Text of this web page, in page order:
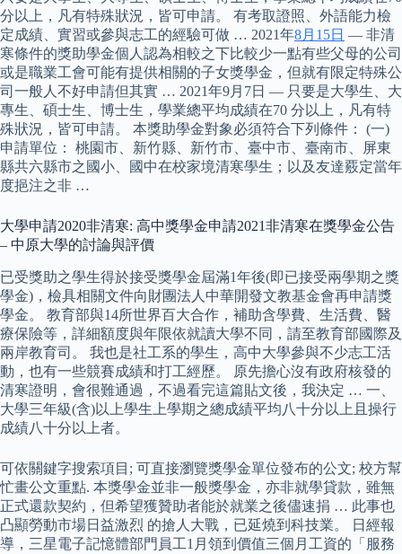
分以上，凡有特殊狀況，皆可申請。 有考取證照、外語能力檢
定成績、實習或參與志工的經驗可做 … 2021年8月15日 — 非清
寒條件的獎助學金個人認為相較之下比較少一點有些父母的公司
或是職業工會可能有提供相關的子女獎學金，但就有限定特殊公
司一般人不好申請但其實 … 2021年9月7日 — 只要是大學生、大
專生、碩士生、博士生，學業總平均成績在70 分以上，凡有特
殊狀況，皆可申請。 本獎助學金對象必須符合下列條件： (一)
申請單位： 桃園市、新竹縣、新竹市、臺中市、臺南市、屏東
縣共六縣市之國小、國中在校家境清寒學生；以及友達覈定當年
度挹注之非 …
大學申請2020非清寒: 高中獎學金申請2021非清寒在獎學金公告
– 中原大學的討論與評價
已受獎助之學生得於接受獎學金屆滿1年後(即已接受兩學期之獎
學金)，檢具相關文件向財團法人中華開發文教基金會再申請獎
學金。 教育部與14所世界百大合作，補助含學費、生活費、醫
療保險等，詳細額度與年限依就讀大學不同，請至教育部國際及
兩岸教育司。 我也是社工系的學生，高中大學參與不少志工活
動，也有一些競賽成績和打工經歷。 原先擔心沒有政府核發的
清寒證明，會很難通過，不過看完這篇貼文後，我決定 … 一、
大學三年級(含)以上學生上學期之總成績平均八十分以上且操行
成績八十分以上者。
可依關鍵字搜索項目; 可直接瀏覽獎學金單位發布的公文; 校方幫
忙畫公文重點. 本獎學金並非一般獎學金，亦非就學貸款，雖無
正式還款契約，但希望獲贊助者能於就業之後儘速捐 … 此事也
凸顯勞動市場日益激烈 的搶人大戰，已延燒到科技業。 日經報
導，三星電子記憶體部門員工1月領到價值三個月工資的「服務